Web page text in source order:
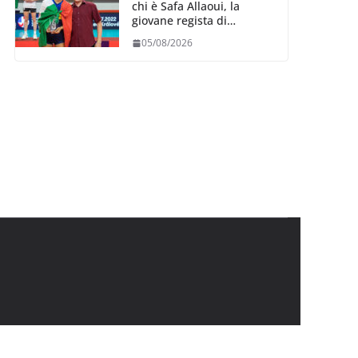
chi è Safa Allaoui, la
giovane regista di
collegiale di Cavalese
05/08/2026